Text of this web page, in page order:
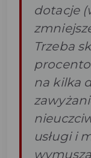
dotacje
Trzeba
na kilka
usługi i